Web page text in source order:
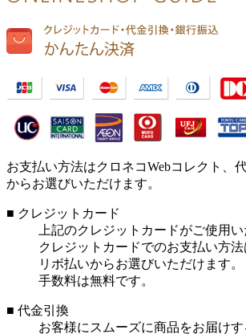
お支払い方法はクロネコWebコレクト、
からお選びいただけます。
■ クレジットカード
上記のクレジットカードがご使用い
クレジットカードでのお支払い方法
リボ払いからお選びいただけます。
手数料は無料です。
■ 代金引換
お客様にスムーズに商品をお届け